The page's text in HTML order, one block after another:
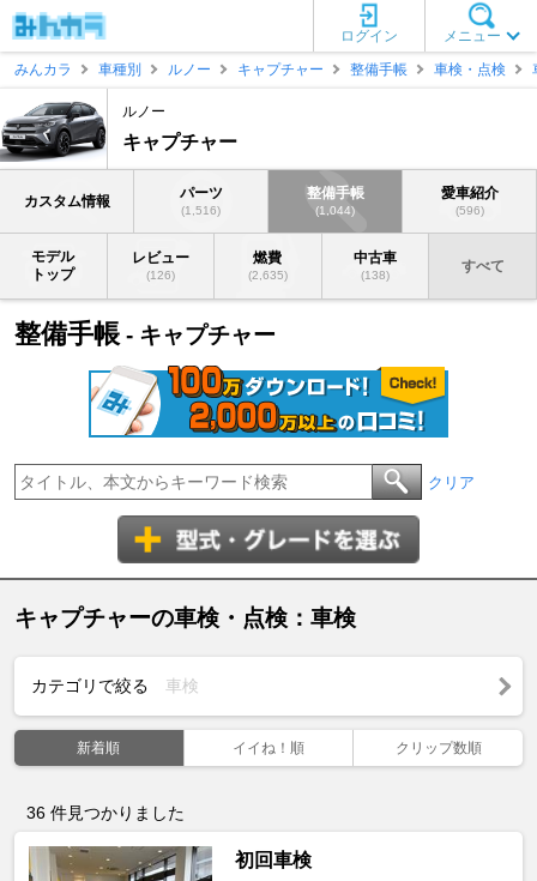
メニュー
ログイン
みんカラ
車種別 ルノー キャプチャー 整備手帳 車検・点検
ルノー
キャプチャー
カスタム情報 パーツ
(1,516)
整備手帳
(1,044)
愛車紹介
(596)
モデル
トップ
レビュー
(126)
燃費
(2,635)
中古車
(138)
すべて
整備手帳 - キャプチャー
クリア
キャプチャーの車検・点検：車検
カテゴリで絞る 車検
新着順 イイね！順 クリップ数順
36 件見つかりました
初回車検